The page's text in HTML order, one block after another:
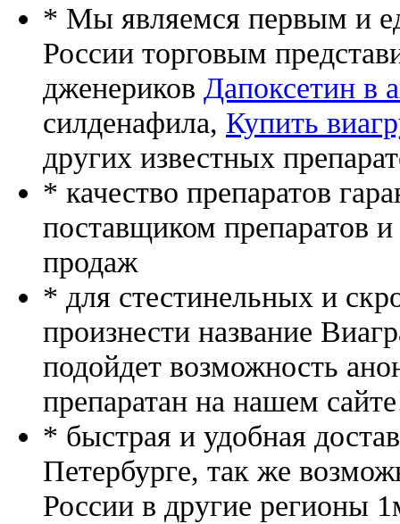
* Мы являемся первым и
России торговым
дженериков Дапоксетин в
силденафила, Купить
других известных
* качество препаратов
поставщиком препаратов
продаж
* для стестинельных и
произнести название
подойдет возможность
препаратан на нашем
* быстрая и удобная
Петербурге, так же
России в другие регионы